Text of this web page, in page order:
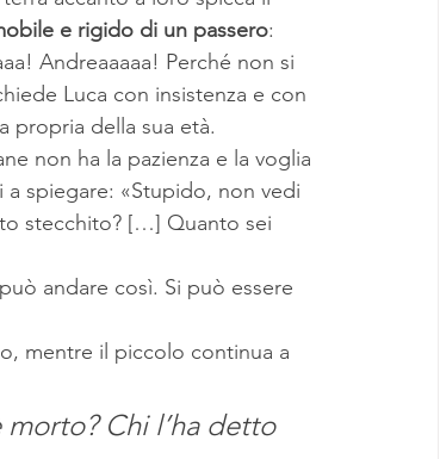
e rigido di un passero:
Andreaaaaa! Perché non si
Luca con insistenza e con
propria della sua età.
non ha la pazienza e la voglia
a spiegare: «Stupido, non vedi
stecchito? […] Quanto sei
andare così. Si può essere
mentre il piccolo continua a
Chi l’ha detto